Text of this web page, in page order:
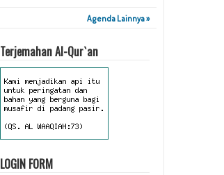
Agenda Lainnya »
Terjemahan Al-Qur`an
LOGIN FORM